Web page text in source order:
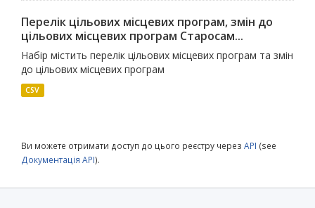
Перелік цільових місцевих програм, змін до
цільових місцевих програм Старосам...
Набір містить перелік цільових місцевих програм та змін
до цільових місцевих програм
CSV
Ви можете отримати доступ до цього реєстру через API (see
Документація API).